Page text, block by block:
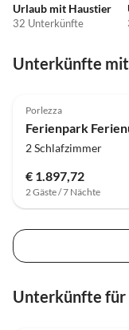
Urlaub mit Haustier
32 Unterkünfte
Unterkünfte
Porlezza
2 Schlafzimmer
€ 1.897,72
2 Gäste / 7 Nächte
Unterkünfte für